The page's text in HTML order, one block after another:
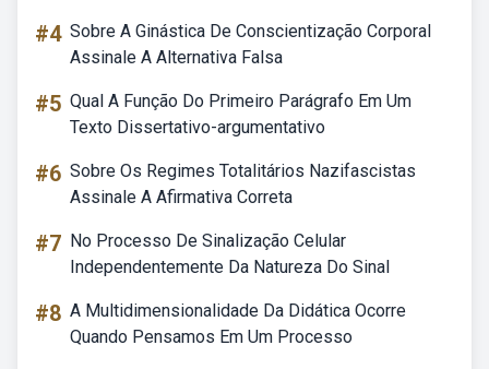
#4 Sobre A Ginástica De Conscientização Corporal
Assinale A Alternativa Falsa
#5 Qual A Função Do Primeiro Parágrafo Em Um
Texto Dissertativo-argumentativo
#6 Sobre Os Regimes Totalitários Nazifascistas
Assinale A Afirmativa Correta
#7 No Processo De Sinalização Celular
Independentemente Da Natureza Do Sinal
#8 A Multidimensionalidade Da Didática Ocorre
Quando Pensamos Em Um Processo